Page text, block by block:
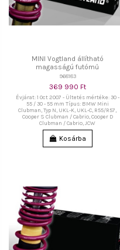
MINI Vogtland állítható
magasságú futómű
968183
369 990 Ft
Évjárat: 1 Oct 2007 - Ültetés mértéke: 30 -
55 / 30 - 55 mm Típus: BMW Mini
Clubman, Typ N, UKL-K, UKL-C, R55/R57,
Cooper S Clubman / Cabrio, Cooper D
Clubman / Cabrio, JCW
Kosárba